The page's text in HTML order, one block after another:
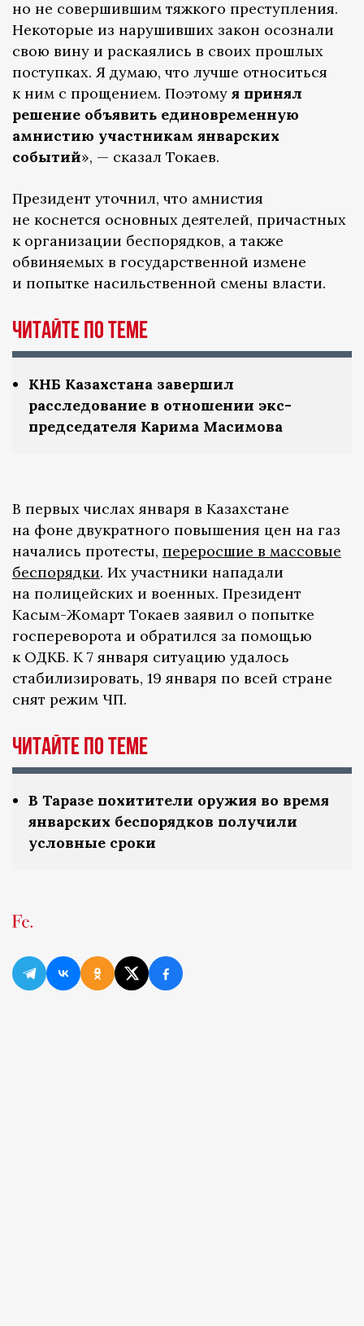
но не совершившим тяжкого преступления.
Некоторые из нарушивших закон осознали
свою вину и раскаялись в своих прошлых
поступках. Я думаю, что лучше относиться
к ним с прощением. Поэтому я принял
решение объявить единовременную
амнистию участникам январских
событий», — сказал Токаев.
Президент уточнил, что амнистия
не коснется основных деятелей, причастных
к организации беспорядков, а также
обвиняемых в государственной измене
и попытке насильственной смены власти.
ЧИТАЙТЕ ПО ТЕМЕ
КНБ Казахстана завершил
расследование в отношении экс-
председателя Карима Масимова
В первых числах января в Казахстане
на фоне двукратного повышения цен на газ
начались протесты, переросшие в массовые
беспорядки. Их участники нападали
на полицейских и военных. Президент
Касым-Жомарт Токаев заявил о попытке
госпереворота и обратился за помощью
к ОДКБ. К 7 января ситуацию удалось
стабилизировать, 19 января по всей стране
снят режим ЧП.
ЧИТАЙТЕ ПО ТЕМЕ
В Таразе похитители оружия во время
январских беспорядков получили
условные сроки